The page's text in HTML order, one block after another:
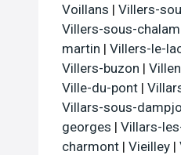
Voillans | Villers-
Villers-sous-
martin | Villers-le-
Villers-buzon |
Ville-du-pont |
Villars-sous-
georges | Villars-
charmont | Vieilley |